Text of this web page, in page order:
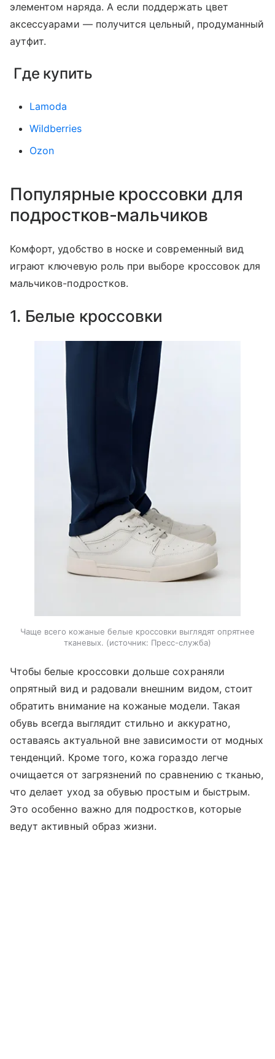
элементом наряда. А если поддержать цвет
аксессуарами — получится цельный, продуманный
аутфит.
Где купить
Lamoda
Wildberries
Ozon
Популярные кроссовки для
подростков-мальчиков
Комфорт, удобство в носке и современный вид
играют ключевую роль при выборе кроссовок для
мальчиков-подростков.
1. Белые кроссовки
Чаще всего кожаные белые кроссовки выглядят опрятнее
тканевых.
источник: Пресс-служба
Чтобы белые кроссовки дольше сохраняли
опрятный вид и радовали внешним видом, стоит
обратить внимание на кожаные модели. Такая
обувь всегда выглядит стильно и аккуратно,
оставаясь актуальной вне зависимости от модных
тенденций. Кроме того, кожа гораздо легче
очищается от загрязнений по сравнению с тканью,
что делает уход за обувью простым и быстрым.
Это особенно важно для подростков, которые
ведут активный образ жизни.